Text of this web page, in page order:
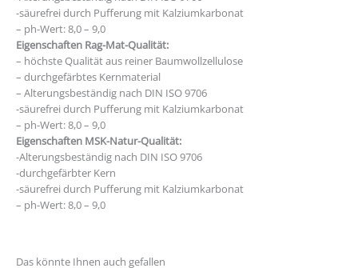
-säurefrei durch Pufferung mit Kalziumkarbonat
– ph-Wert: 8,0 – 9,0
Eigenschaften Rag-Mat-Qualität:
– höchste Qualität aus reiner Baumwollzellulose
– durchgefärbtes Kernmaterial
– Alterungsbeständig nach DIN ISO 9706
-säurefrei durch Pufferung mit Kalziumkarbonat
– ph-Wert: 8,0 – 9,0
Eigenschaften MSK-Natur-Qualität:
-Alterungsbeständig nach DIN ISO 9706
-durchgefärbter Kern
-säurefrei durch Pufferung mit Kalziumkarbonat
– ph-Wert: 8,0 – 9,0
Das könnte Ihnen auch gefallen